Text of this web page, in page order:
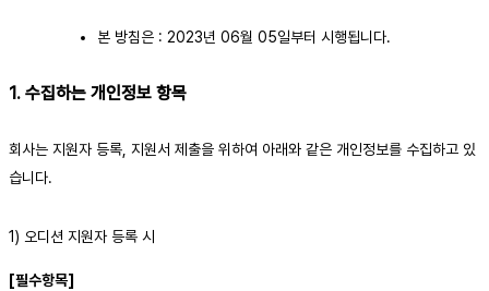
본 방침은 : 2023년 06월 05일부터 시행됩니다.
1. 수집하는 개인정보 항목
회사는 지원자 등록, 지원서 제출을 위하여 아래와 같은 개인정보를 수집하고 있
습니다.
1) 오디션 지원자 등록 시
[필수항목]